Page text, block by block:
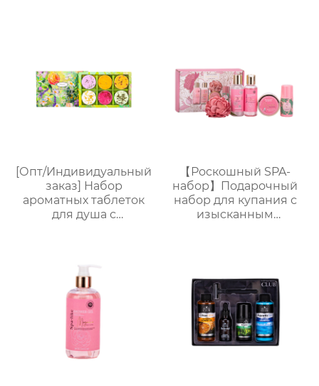
варианты (лаванда/
роза/кокос-мята и др.)
| Подарочные наборы
варианты (лаванда/
роза/кокос-мята и др.)
| Подарочные наборы
для отелей и SPA
[Опт/Индивидуальный
заказ] Набор
ароматных таблеток
для душа с
Разные цвета
(лаванда/роза/кокос-
мята и др.) |
Подарочные наборы
для отелей и SPA
【Роскошный SPA-
набор】Подарочный
набор для купания с
изысканным
поставки с завода.
Возможность
индивидуального
заказа.